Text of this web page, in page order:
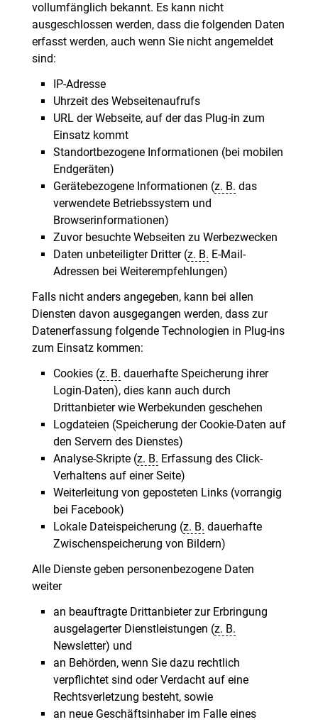
vollumfänglich bekannt. Es kann nicht
ausgeschlossen werden, dass die folgenden Daten
erfasst werden, auch wenn Sie nicht angemeldet
sind:
IP-Adresse
Uhrzeit des Webseitenaufrufs
URL der Webseite, auf der das Plug-in zum
Einsatz kommt
Standortbezogene Informationen (bei mobilen
Endgeräten)
Gerätebezogene Informationen (z. B. das
verwendete Betriebssystem und
Browserinformationen)
Zuvor besuchte Webseiten zu Werbezwecken
Daten unbeteiligter Dritter (z. B. E-Mail-
Adressen bei Weiterempfehlungen)
Falls nicht anders angegeben, kann bei allen
Diensten davon ausgegangen werden, dass zur
Datenerfassung folgende Technologien in Plug-ins
zum Einsatz kommen:
Cookies (z. B. dauerhafte Speicherung ihrer
Login-Daten), dies kann auch durch
Drittanbieter wie Werbekunden geschehen
Logdateien (Speicherung der Cookie-Daten auf
den Servern des Dienstes)
Analyse-Skripte (z. B. Erfassung des Click-
Verhaltens auf einer Seite)
Weiterleitung von geposteten Links (vorrangig
bei Facebook)
Lokale Dateispeicherung (z. B. dauerhafte
Zwischenspeicherung von Bildern)
Alle Dienste geben personenbezogene Daten
weiter
an beauftragte Drittanbieter zur Erbringung
ausgelagerter Dienstleistungen (z. B.
Newsletter) und
an Behörden, wenn Sie dazu rechtlich
verpflichtet sind oder Verdacht auf eine
Rechtsverletzung besteht, sowie
an neue Geschäftsinhaber im Falle eines